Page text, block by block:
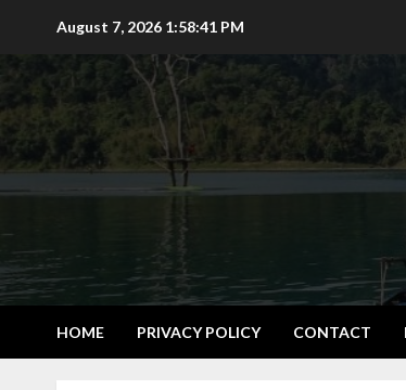
content
August 7, 2026 1:58:42 PM
HOME PRIVACY POLICY CONTACT